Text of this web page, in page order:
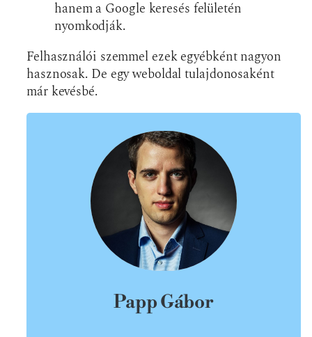
hanem a Google keresés felületén
nyomkodják.
Felhasználói szemmel ezek egyébként nagyon
hasznosak. De egy weboldal tulajdonosaként
már kevésbé.
Papp Gábor